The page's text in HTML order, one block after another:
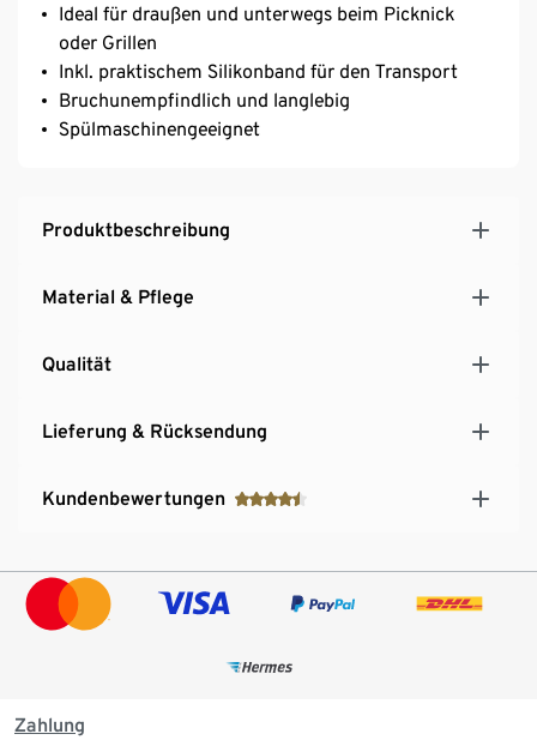
Ideal für draußen und unterwegs beim Picknick
oder Grillen
Inkl. praktischem Silikonband für den Transport
Bruchunempfindlich und langlebig
Spülmaschinengeeignet
Produktbeschreibung
Material & Pflege
Qualität
Lieferung & Rücksendung
Kundenbewertungen
Zahlung